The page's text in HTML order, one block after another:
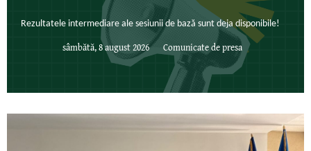
Rezultatele intermediare ale sesiunii de bază sunt deja disponibile!
sâmbătă, 8 august 2026 Comunicate de presa